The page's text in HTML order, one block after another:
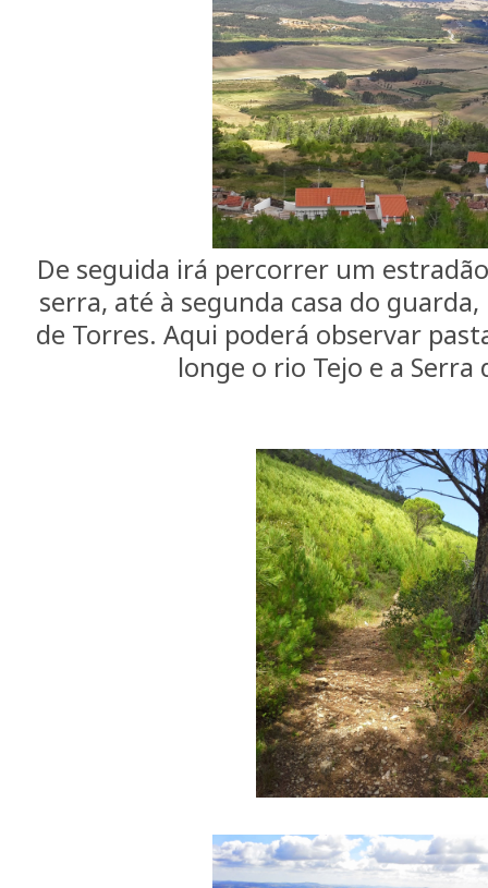
De seguida irá percorrer um
serra, até à segunda casa do
de Torres. Aqui poderá observar
longe o rio Tejo e a Serra